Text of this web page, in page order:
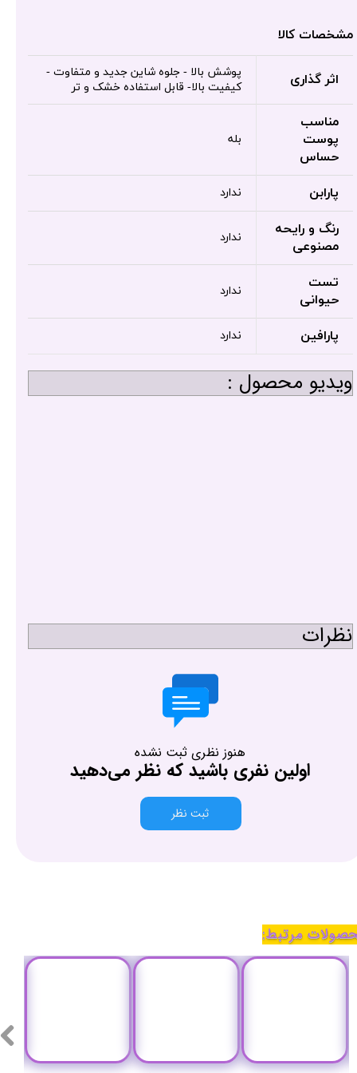
مشخصات کالا
اثر گذاری
پوشش بالا - جلوه شاین جدید و متفاوت -
کیفیت بالا- قابل استفاده خشک و تر
مناسب
پوست
حساس
بله
پارابن ندارد
رنگ و رایحه
مصنوعی
ندارد
تست
حیوانی
ندارد
پارافین ندارد
ویدیو محصول :
نظرات
هنوز نظری ثبت نشده
اولین نفری باشید که نظر می‌دهید
ثبت نظر
مرتبط: